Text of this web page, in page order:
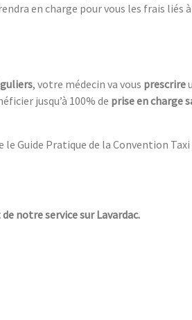
en charge pour vous les frais
, votre médecin va vous prescrire
jusqu’à 100% de prise en charge
Guide Pratique de la Convention
notre service sur Lavardac.